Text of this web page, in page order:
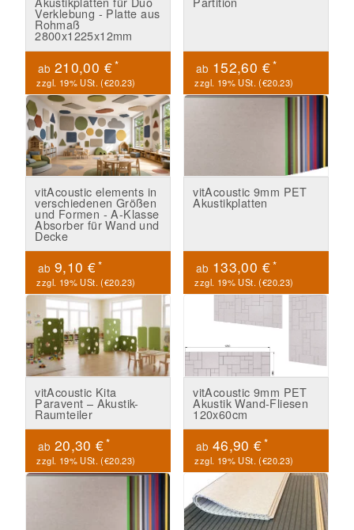
Verklebung - Platte aus
Rohmaß
2800x1225x12mm
ab 210,00 €*
zzgl. 19% USt. (€20.23)
ab 152,60 €*
zzgl. 19% USt. (€20.23)
vitAcoustic elements in
verschiedenen Größen
und Formen - A-Klasse
Absorber für Wand und
Decke
ab 9,10 €*
zzgl. 19% USt. (€20.23)
vitAcoustic 9mm PET
Akustikplatten
ab 133,00 €*
zzgl. 19% USt. (€20.23)
vitAcoustic Kita
Paravent – Akustik-
Raumteiler
ab 20,30 €*
zzgl. 19% USt. (€20.23)
vitAcoustic 9mm PET
Akustik Wand-Fliesen
120x60cm
ab 46,90 €*
zzgl. 19% USt. (€20.23)